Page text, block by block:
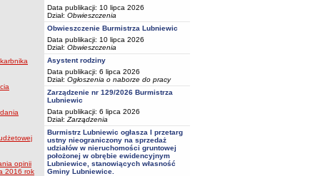
opinii
2016 rok
Data publikacji: 10 lipca 2026
Dział: Obwieszczenia
Obwieszczenie Burmistrza Lubniewic
Data publikacji: 10 lipca 2026
Dział: Obwieszczenia
Asystent rodziny
Data publikacji: 6 lipca 2026
Dział: Ogłoszenia o naborze do pracy
Zarządzenie nr 129/2026 Burmistrza
Lubniewic
Data publikacji: 6 lipca 2026
Dział: Zarządzenia
Burmistrz Lubniewic ogłasza I przetarg
ustny nieograniczony na sprzedaż
udziałów w nieruchomości gruntowej
położonej w obrębie ewidencyjnym
Lubniewice, stanowiących własność
Gminy Lubniewice.